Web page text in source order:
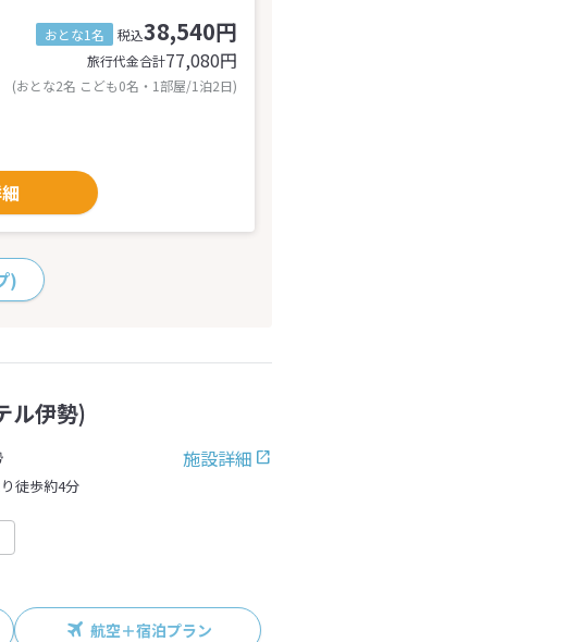
おとな1名 税込38,540円
旅行代金合計77,080円
(おとな2名 こども0名・1部屋/1泊2日)
)
ル伊勢)
施設詳細
徒歩約4分
航空＋宿泊プラン